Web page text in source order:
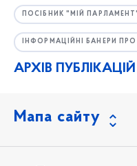
ПОСІБНИК "МІЙ
ІНФОРМАЦІЙНІ БАНЕРИ
АРХІВ ПУБЛІКАЦІЙ
Мапа сайту